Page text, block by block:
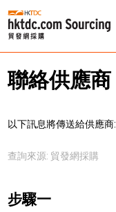
聯絡供應商
以下訊息將傳送給供應商:
查詢來源: 貿發網採購
步驟一